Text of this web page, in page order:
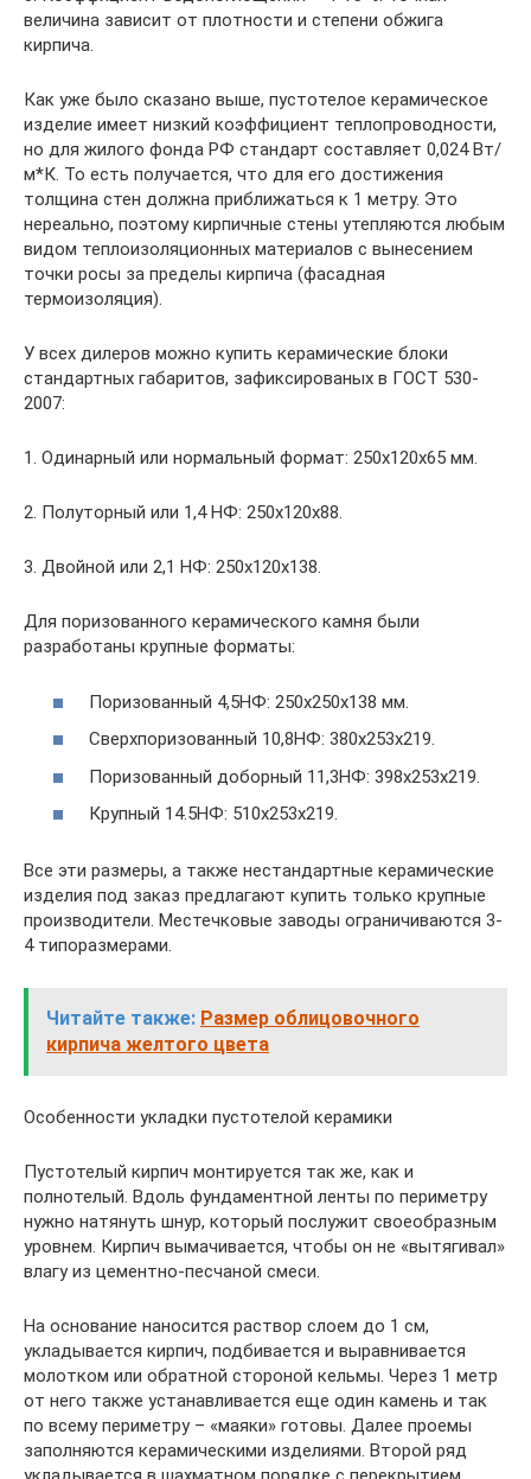
величина зависит от плотности и степени обжига
кирпича.
Как уже было сказано выше, пустотелое керамическое
изделие имеет низкий коэффициент теплопроводности,
но для жилого фонда РФ стандарт составляет 0,024 Вт/
м*К. То есть получается, что для его достижения
толщина стен должна приближаться к 1 метру. Это
нереально, поэтому кирпичные стены утепляются любым
видом теплоизоляционных материалов с вынесением
точки росы за пределы кирпича (фасадная
термоизоляция).
У всех дилеров можно купить керамические блоки
стандартных габаритов, зафиксированых в ГОСТ 530-
2007:
1. Одинарный или нормальный формат: 250х120х65 мм.
2. Полуторный или 1,4 НФ: 250х120х88.
3. Двойной или 2,1 НФ: 250х120х138.
Для поризованного керамического камня были
разработаны крупные форматы:
Поризованный 4,5НФ: 250х250х138 мм.
Сверхпоризованный 10,8НФ: 380х253х219.
Поризованный доборный 11,3НФ: 398х253х219.
Крупный 14.5НФ: 510х253х219.
Все эти размеры, а также нестандартные керамические
изделия под заказ предлагают купить только крупные
производители. Местечковые заводы ограничиваются 3-
4 типоразмерами.
Читайте также: Размер облицовочного
кирпича желтого цвета
Особенности укладки пустотелой керамики
Пустотелый кирпич монтируется так же, как и
полнотелый. Вдоль фундаментной ленты по периметру
нужно натянуть шнур, который послужит своеобразным
уровнем. Кирпич вымачивается, чтобы он не «вытягивал»
влагу из цементно-песчаной смеси.
На основание наносится раствор слоем до 1 см,
укладывается кирпич, подбивается и выравнивается
молотком или обратной стороной кельмы. Через 1 метр
от него также устанавливается еще один камень и так
по всему периметру – «маяки» готовы. Далее проемы
заполняются керамическими изделиями. Второй ряд